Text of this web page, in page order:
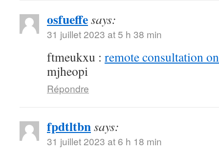
osfueffesays:
31 juillet 2023 at 5 h 38 min
ftmeukxu : remote consultation
mjheopi
Répondre
fpdtltbnsays:
31 juillet 2023 at 6 h 18 min